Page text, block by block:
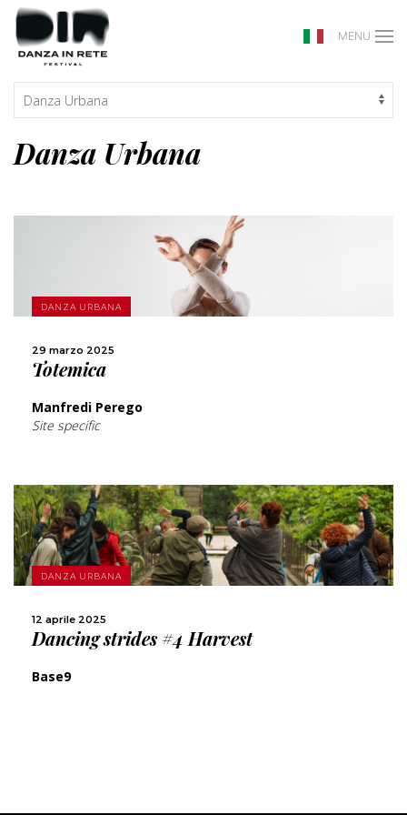
MENU
Danza Urbana
DANZA URBANA
29 marzo 2025
Totemica
Manfredi Perego
Site specific
SCOPRI DI PIÙ
DANZA URBANA
12 aprile 2025
Dancing strides #4 Harvest
Base9
SCOPRI DI PIÙ